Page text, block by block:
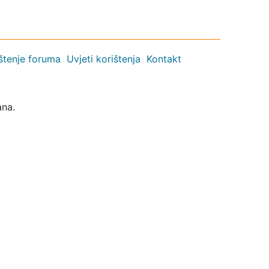
foruma Uvjeti korištenja Kontakt